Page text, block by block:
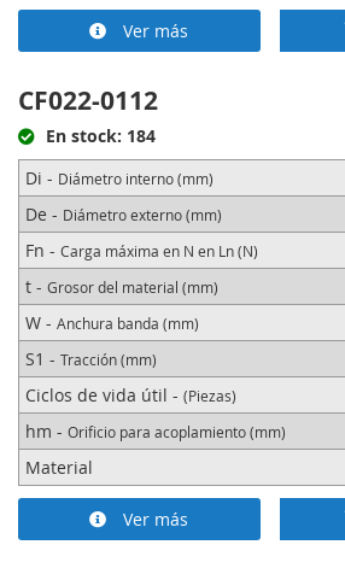
Ver más
CF022-0112
En stock: 184
Di - Diámetro interno (mm)
De - Diámetro externo (mm)
Fn - Carga máxima en N en Ln (N)
t - Grosor del material (mm)
W - Anchura banda (mm)
S1 - Tracción (mm)
Ciclos de vida útil - (Piezas)
hm - Orificio para acoplamiento (mm)
Material
Ver más